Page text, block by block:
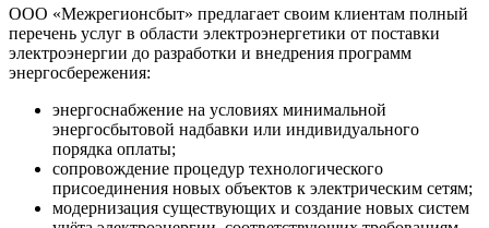
ООО «Межрегионсбыт» предлагает своим клиентам полный
перечень услуг в области электроэнергетики от поставки
электроэнергии до разработки и внедрения программ
энергосбережения:
энергоснабжение на условиях минимальной
энергосбытовой надбавки или индивидуального
порядка оплаты;
сопровождение процедур технологического
присоединения новых объектов к электрическим сетям;
модернизация существующих и создание новых систем